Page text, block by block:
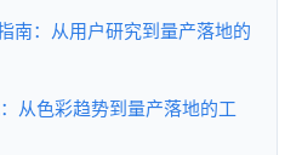
南：从用户研究到量产落地的
从色彩趋势到量产落地的工